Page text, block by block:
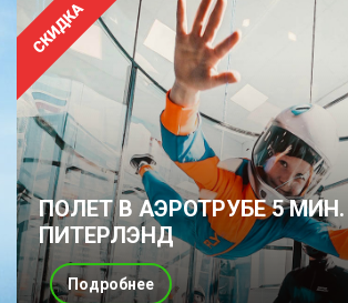
ПОЛЕТ В АЭРОТРУБЕ 5 МИН.
ПИТЕРЛЭНД
Подробнее